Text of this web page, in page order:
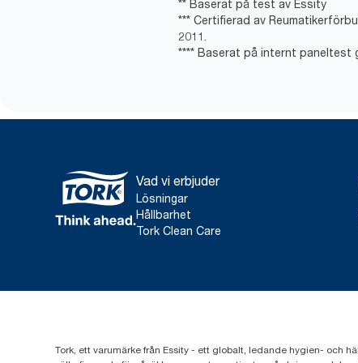
** Baserat på test av Essity
*** Certifierad av
2011.
**** Baserat på internt paneltest
Vad vi erbjuder
Lösningar
Hållbarhet
Tork Clean Care
Tork, ett varumärke från Essity - ett globalt, ledande hygien- och